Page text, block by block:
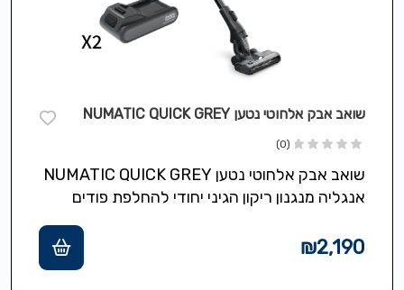
שואב אבק אלחוטי נטען NUMATIC QUICK GREY
(0)
שואב אבק אלחוטי נטען NUMATIC QUICK GREY
אנגליה מנגנון ריקון הגיני יחודי להחלפת פודים
₪2,190